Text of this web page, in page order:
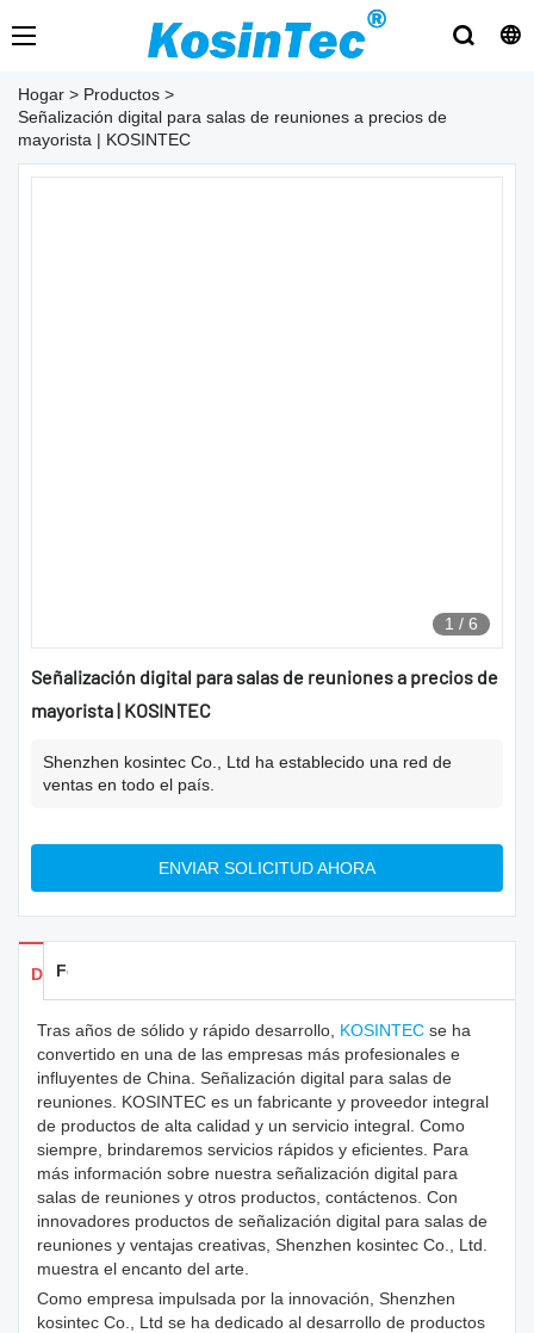
Hogar > Productos >
Señalización digital para salas de reuniones a precios de
mayorista | KOSINTEC
1 / 6
Señalización digital para salas de reuniones a precios de
mayorista | KOSINTEC
Shenzhen kosintec Co., Ltd ha establecido una red de
ventas en todo el país.
ENVIAR SOLICITUD AHORA
Detalles de los productos
Feedback
Tras años de sólido y rápido desarrollo, KOSINTEC se ha
convertido en una de las empresas más profesionales e
influyentes de China. Señalización digital para salas de
reuniones. KOSINTEC es un fabricante y proveedor integral
de productos de alta calidad y un servicio integral. Como
siempre, brindaremos servicios rápidos y eficientes. Para
más información sobre nuestra señalización digital para
salas de reuniones y otros productos, contáctenos. Con
innovadores productos de señalización digital para salas de
reuniones y ventajas creativas, Shenzhen kosintec Co., Ltd.
muestra el encanto del arte.
Como empresa impulsada por la innovación, Shenzhen
kosintec Co., Ltd se ha dedicado al desarrollo de productos